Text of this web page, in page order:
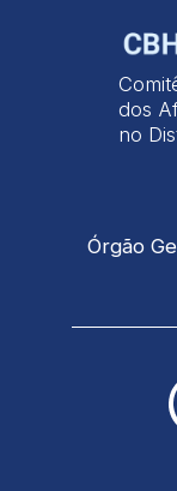
dos
no
Órgão